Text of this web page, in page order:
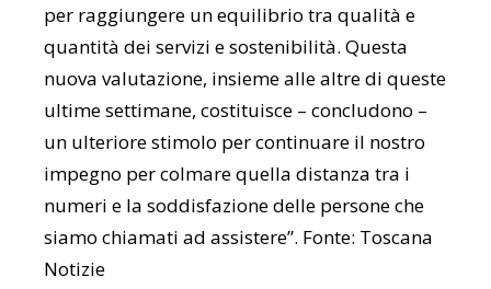
per raggiungere un equilibrio tra qualità e
quantità dei servizi e sostenibilità. Questa
nuova valutazione, insieme alle altre di queste
ultime settimane, costituisce – concludono –
un ulteriore stimolo per continuare il nostro
impegno per colmare quella distanza tra i
numeri e la soddisfazione delle persone che
siamo chiamati ad assistere”. Fonte: Toscana
Notizie